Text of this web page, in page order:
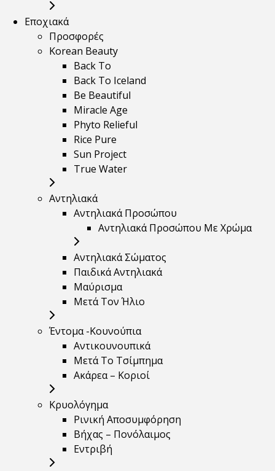
Εποχιακά
Προσφορές
Korean Beauty
Back To
Back To Iceland
Be Beautiful
Miracle Age
Phyto Relieful
Rice Pure
Sun Project
True Water
Αντηλιακά
Αντηλιακά Προσώπου
Αντηλιακά Προσώπου Με Χρώμα
Αντηλιακά Σώματος
Παιδικά Αντηλιακά
Μαύρισμα
Mετά Τον Ήλιο
Έντομα -Κουνούπια
Αντικουνουπικά
Μετά Το Τσίμπημα
Ακάρεα – Κοριοί
Κρυολόγημα
Ρινική Αποσυμφόρηση
Βήχας – Πονόλαιμος
Εντριβή